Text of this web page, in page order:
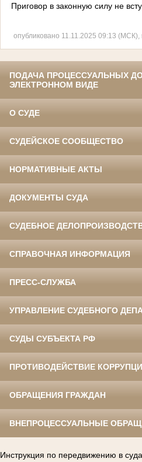
Приговор в законную силу не
опубликовано 11.11.2025 09:13
ПОДАЧА ПРОЦЕССУАЛЬНЫХ
ЭЛЕКТРОННОМ ВИДЕ
О СУДЕ
СУДЕЙСКОЕ СООБЩЕСТВО
НОРМАТИВНЫЕ АКТЫ
ДОКУМЕНТЫ СУДА
СУДЕБНОЕ
СПРАВОЧНАЯ ИНФОРМАЦИЯ
ПРЕСС-СЛУЖБА
УПРАВЛЕНИЕ СУДЕБНОГО
СУДЫ СУБЪЕКТА РФ
ПРОТИВОДЕЙСТВИЕ
ОБРАЩЕНИЯ ГРАЖДАН
ВНЕПРОЦЕССУАЛЬНЫЕ
Инструкция по передвижению в